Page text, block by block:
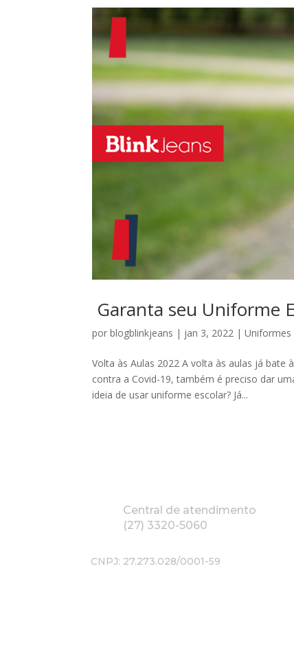
Garanta seu Uniforme
porblogblinkjeans | jan 3, 2022 |Uniformes
Volta às Aulas 2022 A volta às aulas já
contra a Covid-19, também é preciso dar
ideia de usar uniforme escolar? Já...
Central de atendimento
(27) 3320-5060
CNPJ: 27.273.028/0001-59